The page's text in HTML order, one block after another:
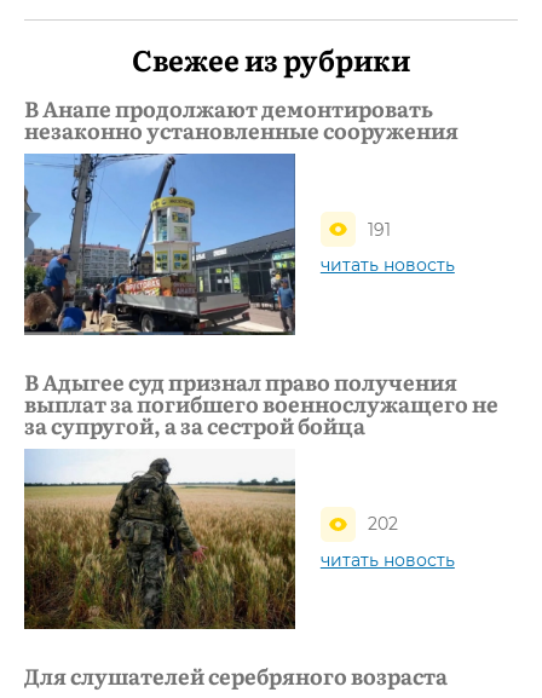
Свежее из рубрики
В Анапе продолжают демонтировать
незаконно установленные сооружения
191
читать новость
В Адыгее суд признал право получения
выплат за погибшего военнослужащего не
за супругой, а за сестрой бойца
202
читать новость
Для слушателей серебряного возраста